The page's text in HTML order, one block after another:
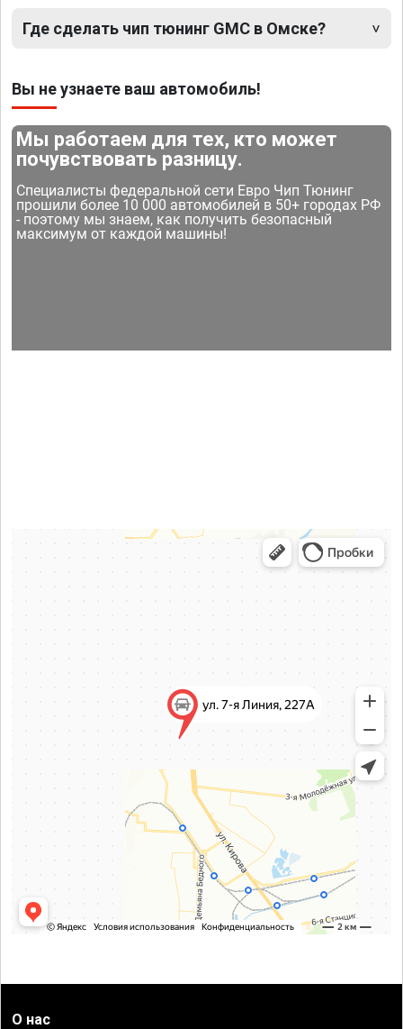
Где сделать чип тюнинг GMC в Омске?
Вы не узнаете ваш автомобиль!
Мы работаем для тех, кто может
почувствовать разницу.
Специалисты федеральной сети Евро Чип Тюнинг
прошили более 10 000 автомобилей в 50+ городах РФ
- поэтому мы знаем, как получить безопасный
максимум от каждой машины!
О нас